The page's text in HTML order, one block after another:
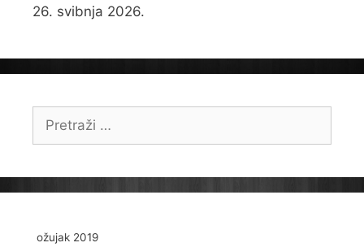
26. svibnja 2026.
Pretraži:
ožujak 2019